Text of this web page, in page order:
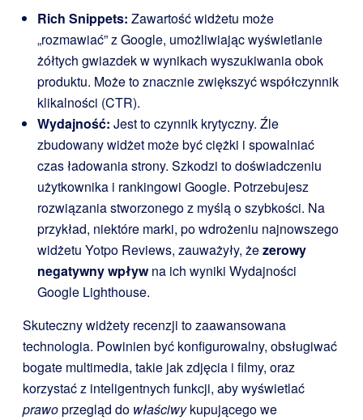
Rich Snippets: Zawartość widżetu może
„rozmawiać” z Google, umożliwiając wyświetlanie
żółtych gwiazdek w wynikach wyszukiwania obok
produktu. Może to znacznie zwiększyć współczynnik
klikalności (CTR).
Wydajność: Jest to czynnik krytyczny. Źle
zbudowany widżet może być ciężki i spowalniać
czas ładowania strony. Szkodzi to doświadczeniu
użytkownika i rankingowi Google. Potrzebujesz
rozwiązania stworzonego z myślą o szybkości. Na
przykład, niektóre marki, po wdrożeniu najnowszego
widżetu Yotpo Reviews, zauważyły, żezerowy
negatywny wpływna ich wyniki Wydajności
Google Lighthouse.
Skuteczny widżety recenzji to zaawansowana
technologia. Powinien być konfigurowalny, obsługiwać
bogate multimedia, takie jak zdjęcia i filmy, oraz
korzystać z inteligentnych funkcji, aby wyświetlać
prawoprzegląd do właściwykupującego we